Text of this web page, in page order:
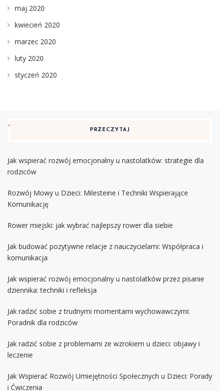
maj 2020
kwiecień 2020
marzec 2020
luty 2020
styczeń 2020
PRZECZYTAJ
Jak wspierać rozwój emocjonalny u nastolatków: strategie dla
rodziców
Rozwój Mowy u Dzieci: Milesteine i Techniki Wspierające
Komunikację
Rower miejski: jak wybrać najlepszy rower dla siebie
Jak budować pozytywne relacje z nauczycielami: Współpraca i
komunikacja
Jak wspierać rozwój emocjonalny u nastolatków przez pisanie
dziennika: techniki i refleksja
Jak radzić sobie z trudnymi momentami wychowawczymi:
Poradnik dla rodziców
Jak radzić sobie z problemami ze wzrokiem u dzieci: objawy i
leczenie
Jak Wspierać Rozwój Umiejętności Społecznych u Dzieci: Porady
i Ćwiczenia